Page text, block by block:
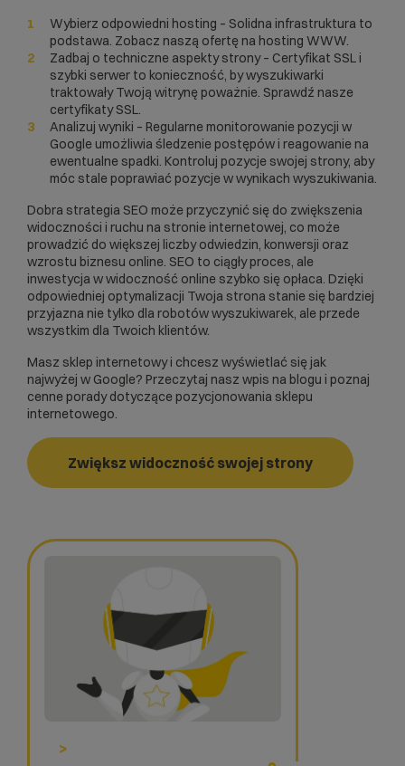
>
Wybierz odpowiedni hosting – Solidna infrastruktura to
podstawa. Zobacz naszą ofertę na hosting WWW.
Zadbaj o techniczne aspekty strony – Certyfikat SSL i
szybki serwer to konieczność, by wyszukiwarki
traktowały Twoją witrynę poważnie. Sprawdź nasze
certyfikaty SSL.
Analizuj wyniki – Regularne monitorowanie pozycji w
Google umożliwia śledzenie postępów i reagowanie na
ewentualne spadki. Kontroluj pozycje swojej strony, aby
móc stale poprawiać pozycje w wynikach wyszukiwania.
Dobra strategia SEO może przyczynić się do zwiększenia
widoczności i ruchu na stronie internetowej, co może
prowadzić do większej liczby odwiedzin, konwersji oraz
wzrostu biznesu online. SEO to ciągły proces, ale
inwestycja w widoczność online szybko się opłaca. Dzięki
odpowiedniej optymalizacji Twoja strona stanie się bardziej
przyjazna nie tylko dla robotów wyszukiwarek, ale przede
wszystkim dla Twoich klientów.
Masz sklep internetowyi chcesz wyświetlać się jak
najwyżej w Google? Przeczytaj nasz wpis na blogu i poznaj
cenne porady dotyczące pozycjonowania sklepu
internetowego.
Zwiększ widoczność swojej strony